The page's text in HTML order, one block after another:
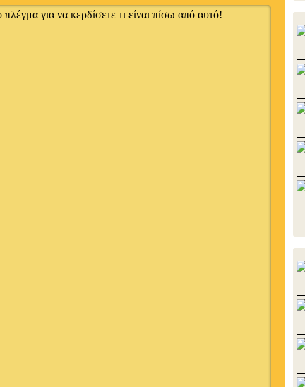
για να κερδίσετε τι είναι πίσω από αυτό!